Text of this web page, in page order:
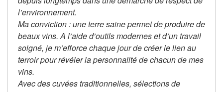
l’environnement.
Ma conviction : une terre saine permet de produire de
beaux vins. A l’aide d’outils modernes et d’un travail
soigné, je m’efforce chaque jour de créer le lien au
terroir pour révéler la personnalité de chacun de mes
vins.
Avec des cuvées traditionnelles, sélections de